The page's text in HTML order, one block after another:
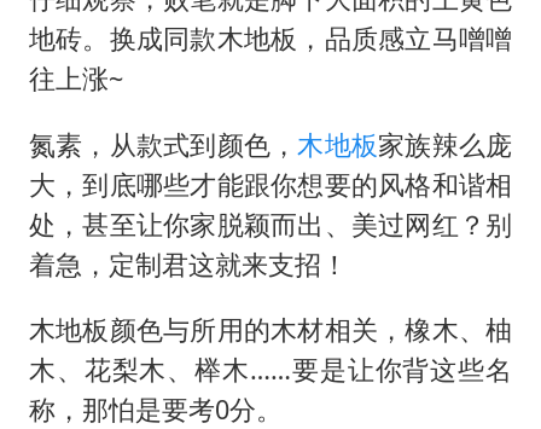
38岁演员求职万岁山NPC成功
地砖。换成同款木地板，品质感立马噌噌
往上涨~
氮素，从款式到颜色， 木地板家族辣么庞
大，到底哪些才能跟你想要的风格和谐相
处，甚至让你家脱颖而出、美过网红？别
着急，定制君这就来支招！
木地板颜色与所用的木材相关，橡木、柚
木、花梨木、榉木……要是让你背这些名
称，那怕是要考0分。